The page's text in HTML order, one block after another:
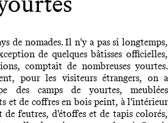
de nomades. Il n'y a pas si longtemps,
de quelques bâtisses officielles,
comptait de nombreuses yourtes.
pour les visiteurs étrangers, on a
des camps de yourtes, meublées
et de coffres en bois peint, à l'intérieur
feutres, d'étoffes et de tapis colorés,